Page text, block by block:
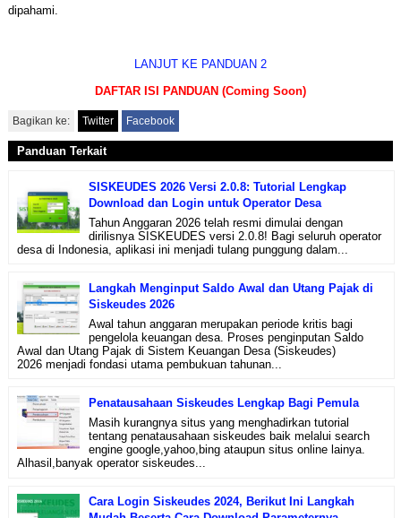
dipahami.
LANJUT KE PANDUAN 2
DAFTAR ISI PANDUAN (Coming Soon)
Bagikan ke: Twitter Facebook
Panduan Terkait
SISKEUDES 2026 Versi 2.0.8: Tutorial Lengkap
Download dan Login untuk Operator Desa
Tahun Anggaran 2026 telah resmi dimulai dengan
dirilisnya SISKEUDES versi 2.0.8! Bagi seluruh operator
desa di Indonesia, aplikasi ini menjadi tulang punggung dalam...
Langkah Menginput Saldo Awal dan Utang Pajak di
Siskeudes 2026
Awal tahun anggaran merupakan periode kritis bagi
pengelola keuangan desa. Proses penginputan Saldo
Awal dan Utang Pajak di Sistem Keuangan Desa (Siskeudes)
2026 menjadi fondasi utama pembukuan tahunan...
Penatausahaan Siskeudes Lengkap Bagi Pemula
Masih kurangnya situs yang menghadirkan tutorial
tentang penatausahaan siskeudes baik melalui search
engine google,yahoo,bing ataupun situs online lainya.
Alhasil,banyak operator siskeudes...
Cara Login Siskeudes 2024, Berikut Ini Langkah